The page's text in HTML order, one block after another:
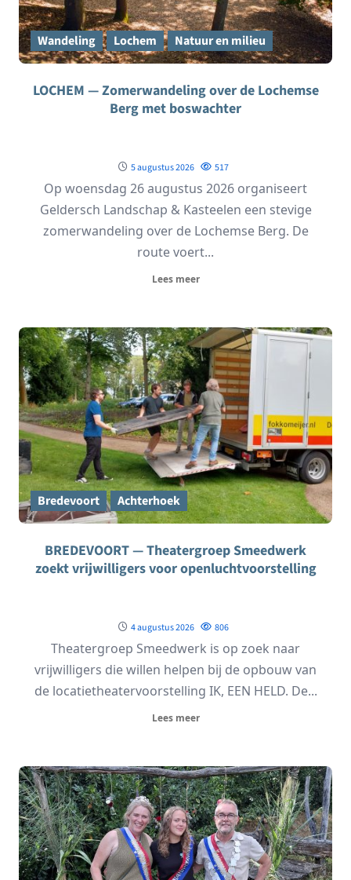
Wandeling Lochem Natuur en milieu
LOCHEM — Zomerwandeling over de Lochemse
Berg met boswachter
5 augustus 2026 517
Op woensdag 26 augustus 2026 organiseert
Geldersch Landschap & Kasteelen een stevige
zomerwandeling over de Lochemse Berg. De
route voert...
Lees meer
Bredevoort Achterhoek
BREDEVOORT — Theatergroep Smeedwerk
zoekt vrijwilligers voor openluchtvoorstelling
4 augustus 2026 806
Theatergroep Smeedwerk is op zoek naar
vrijwilligers die willen helpen bij de opbouw van
de locatietheatervoorstelling IK, EEN HELD. De...
Lees meer